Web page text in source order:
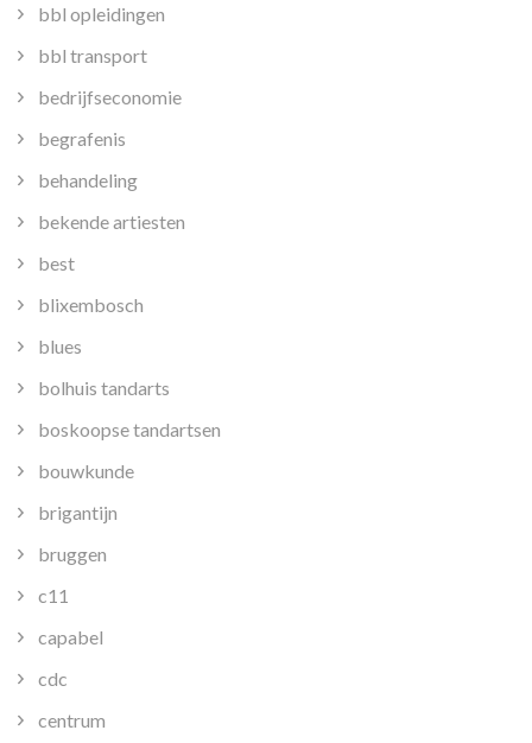
bbl opleidingen
bbl transport
bedrijfseconomie
begrafenis
behandeling
bekende artiesten
best
blixembosch
blues
bolhuis tandarts
boskoopse tandartsen
bouwkunde
brigantijn
bruggen
c11
capabel
cdc
centrum